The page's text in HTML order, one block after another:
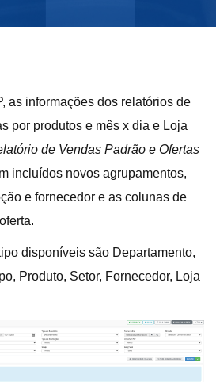
as informações dos relatórios de
por produtos e mês x dia e Loja
de Vendas Padrão e Ofertas
incluídos novos agrupamentos,
e fornecedor e as colunas de
disponíveis são Departamento,
Produto, Setor, Fornecedor, Loja